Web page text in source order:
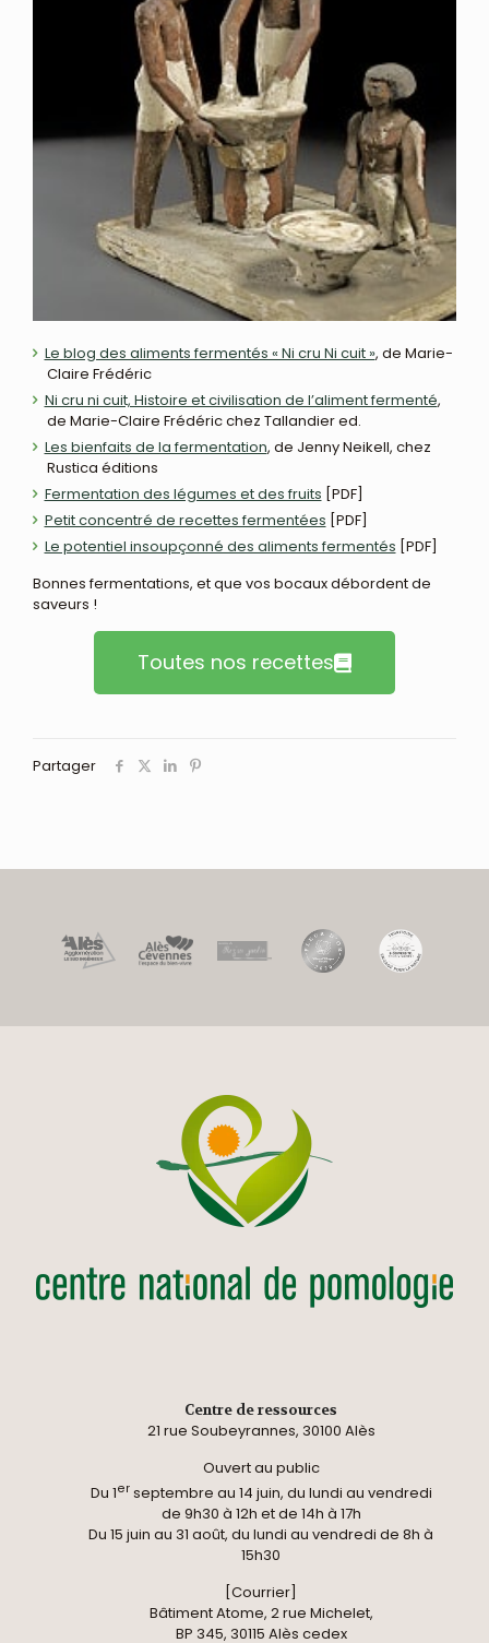
Le blog des aliments fermentés « Ni cru Ni cuit », de Marie-
Claire Frédéric
Ni cru ni cuit, Histoire et civilisation de l’aliment fermenté,
de Marie-Claire Frédéric chez Tallandier ed.
Les bienfaits de la fermentation, de Jenny Neikell, chez
Rustica éditions
Fermentation des légumes et des fruits [PDF]
Petit concentré de recettes fermentées [PDF]
Le potentiel insoupçonné des aliments fermentés [PDF]
Bonnes fermentations, et que vos bocaux débordent de
saveurs !
Toutes nos recettes
Partager
Centre de ressources
21 rue Soubeyrannes, 30100 Alès
Ouvert au public
Du 1erseptembre au 14 juin, du lundi au vendredi
de 9h30 à 12h et de 14h à 17h
Du 15 juin au 31 août, du lundi au vendredi de 8h à
15h30
[Courrier]
Bâtiment Atome, 2 rue Michelet,
BP 345, 30115 Alès cedex